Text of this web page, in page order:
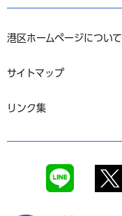
港区ホームページについて
サイトマップ
リンク集